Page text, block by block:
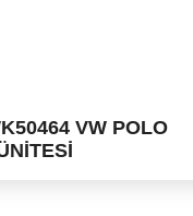
VW POLO